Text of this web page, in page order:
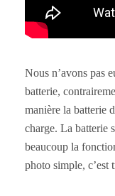
Nous n’avons pas
batterie,
manière la batterie
charge. La batterie
beaucoup la
photo simple, c’est